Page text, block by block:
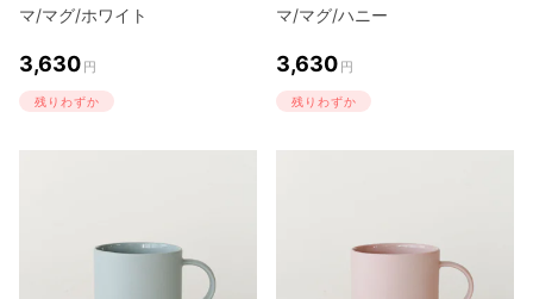
マ/マグ/ホワイト
3,630 円
残りわずか
マ/マグ/ハニー
3,630 円
残りわずか